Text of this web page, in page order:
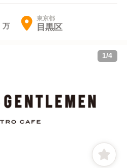
東京都
目黒区
1/4